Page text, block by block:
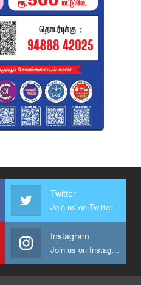
Twitter
Join us on Twitter
Instagram
Join us on Instagram